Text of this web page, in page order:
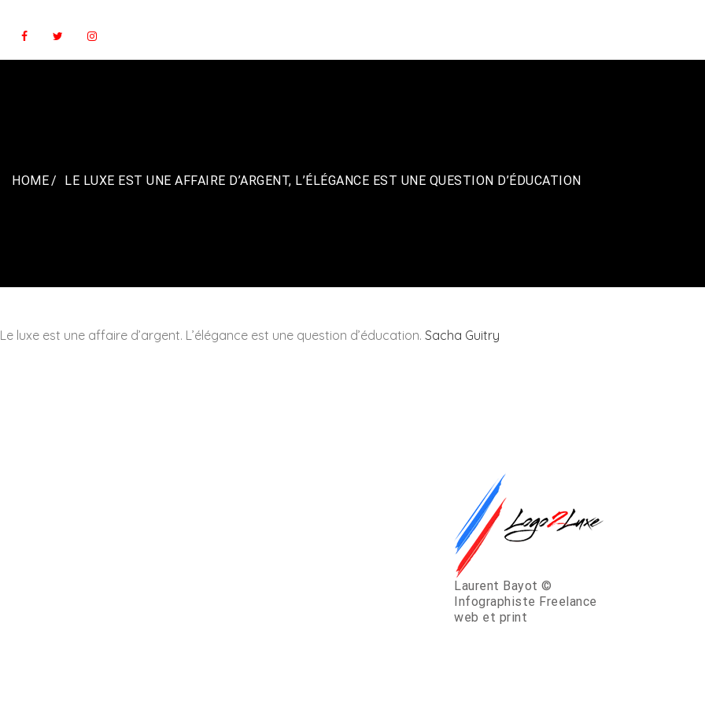
content
HOME LE LUXE EST UNE AFFAIRE D’ARGENT, L’ÉLÉGANCE EST UNE QUESTION D’ÉDUCATION
Le luxe est une affaire d’argent. L’élégance est une question d’éducation. Sacha Guitry
Laurent Bayot ©
Infographiste Freelance
web et print